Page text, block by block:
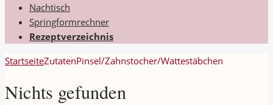
Nachtisch
Springformrechner
Rezeptverzeichnis
StartseiteZutatenPinsel/Zahnstocher/Wattestäbchen
Nichts gefunden